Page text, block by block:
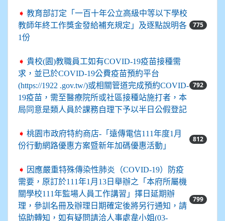
➧ 教育部訂定「一百十年公立高級中等以下學校
教師年終工作獎金發給補充規定」及逐點說明各
1份
775
➧ 貴校(園)教職員工如有COVID-19疫苗接種需
求，並已於COVID-19公費疫苗預約平台
(https://1922 .gov.tw/)或相關管道完成預約COVID-
19疫苗，需至醫療院所或社區接種站施打者，本
局同意是類人員於課務自理下予以半日公假登記
792
➧ 桃園市政府特約商店-「遠傳電信111年度1月
份行動網路優惠方案暨新年加碼優惠活動」
812
➧
因應嚴重特殊傳染性肺炎（COVID-19）防疫
需要，原訂於111年1月13日舉辦之「本府所屬機
關學校111年監場人員工作講習」擇日延期辦
理，參訓名冊及辦理日期確定後將另行通知，請
協助轉知，如有疑問請洽人事處韋小姐(03-
799